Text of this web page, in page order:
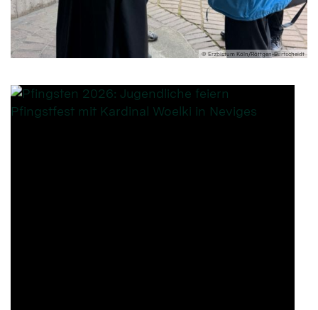
© Erzbistum Köln/Röttgen-Burtscheidt